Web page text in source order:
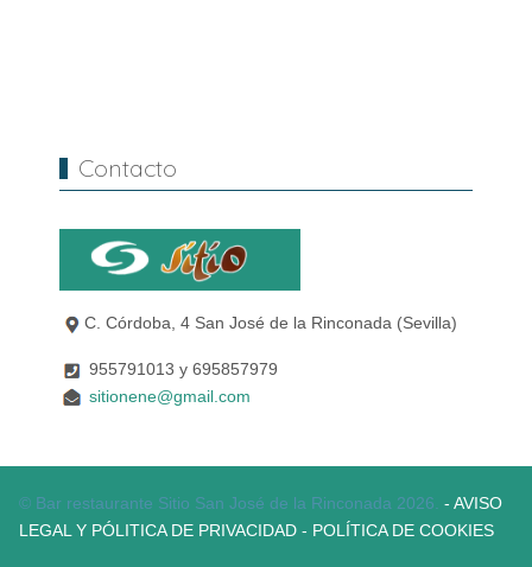
Contacto
C. Córdoba, 4 San José de la Rinconada (Sevilla)
955791013 y 695857979
sitionene@gmail.com
© Bar restaurante Sitio San José de la Rinconada 2026.- AVISO
LEGAL Y PÓLITICA DE PRIVACIDAD - POLÍTICA DE COOKIES